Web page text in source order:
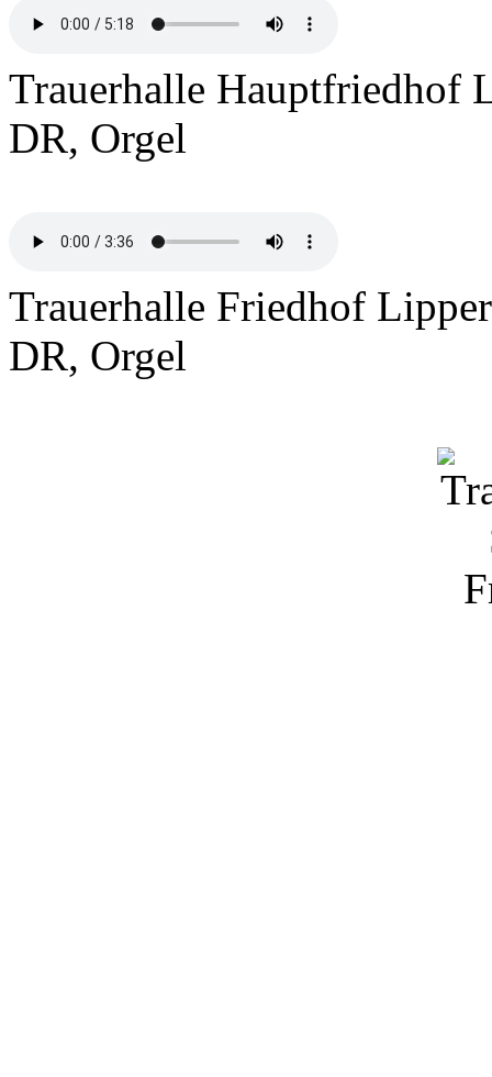
Trauerhalle Hauptfriedhof
DR, Orgel
Trauerhalle Friedhof
DR, Orgel